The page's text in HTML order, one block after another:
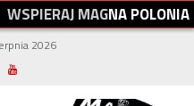
WSPIERAJMAGNAPOLONIA
2026